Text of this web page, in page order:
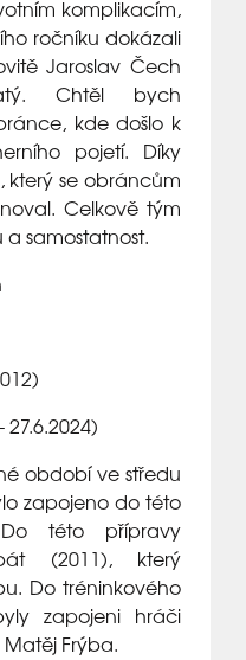
komplikacím,
ročníku dokázali
Jaroslav Čech
Chtěl bych
kde došlo k
pojetí. Díky
který se obráncům
Celkově tým
samostatnost.
období ve středu
zapojeno do této
této přípravy
(2011), který
Do tréninkového
zapojeni hráči
Matěj Frýba.